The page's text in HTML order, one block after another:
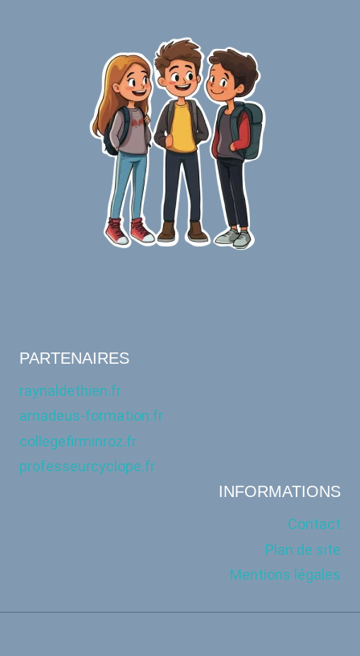
PARTENAIRES
raynaldethien.fr
amadeus-formation.fr
collegefirminroz.fr
professeurcyclope.fr
INFORMATIONS
Contact
Plan de site
Mentions légales